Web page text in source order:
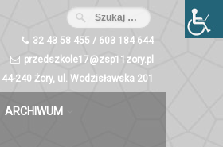
32 43 58 455 / 603 184 644
przedszkole17@zsp11zory.pl
44-240 Żory, ul. Wodzisławska 201
ARCHIWUM